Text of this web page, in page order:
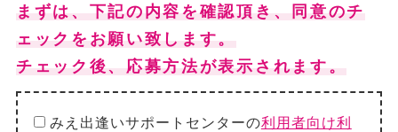
まずは、下記の内容を確認頂き、同意のチ
ェックをお願い致します。
チェック後、応募方法が表示されます。
みえ出逢いサポートセンターの利用者向け利